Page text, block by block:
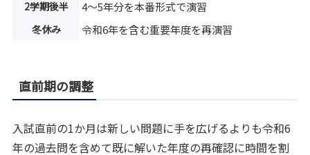
2学期後半 4〜5年分を本番形式で演習
冬休み 令和6年を含む重要年度を再演習
直前期の調整
入試直前の1か月は新しい問題に手を広げるよりも令和6
年の過去問を含めて既に解いた年度の再確認に時間を割